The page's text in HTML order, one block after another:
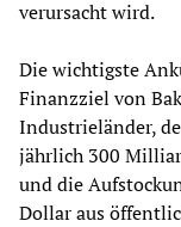
verursacht wird.
Die wichtigste
Finanzziel von
Industrieländer,
jährlich 300
und die
Dollar aus